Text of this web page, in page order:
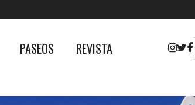
PASEOS REVISTA